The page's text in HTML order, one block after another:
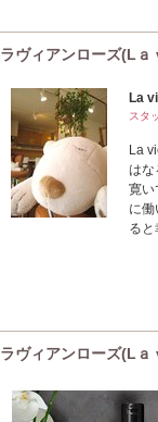
ラヴィアンローズ(L
La
スタ
La
はな
寛い
に
ると
ラヴィアンローズ(L